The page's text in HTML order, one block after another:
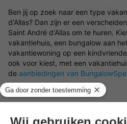
Ben jij op zoek naar een type
d'Allas? Dan zijn er een
Saint André d'Allas om te huren.
vakantiehuis, een bungalow aan
vakantiewoning op een
ook voor kiest, met een
de aanbiedingen van